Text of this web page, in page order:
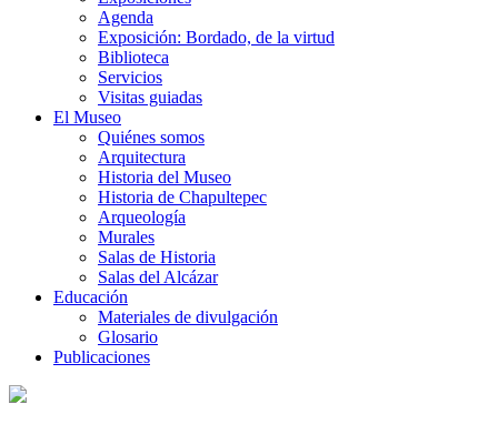
Agenda
Exposición: Bordado, de la virtud
Biblioteca
Servicios
Visitas guiadas
El Museo
Quiénes somos
Arquitectura
Historia del Museo
Historia de Chapultepec
Arqueología
Murales
Salas de Historia
Salas del Alcázar
Educación
Materiales de divulgación
Glosario
Publicaciones